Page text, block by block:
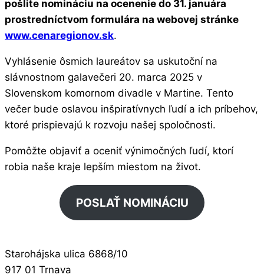
pošlite nomináciu na ocenenie do 31. januára
prostredníctvom formulára na webovej stránke
www.cenaregionov.sk.
Vyhlásenie ôsmich laureátov sa uskutoční na
slávnostnom galavečeri 20. marca 2025 v
Slovenskom komornom divadle v Martine. Tento
večer bude oslavou inšpiratívnych ľudí a ich príbehov,
ktoré prispievajú k rozvoju našej spoločnosti.
Pomôžte objaviť a oceniť výnimočných ľudí, ktorí
robia naše kraje lepším miestom na život.
POSLAŤ NOMINÁCIU
Starohájska ulica 6868/10
917 01 Trnava